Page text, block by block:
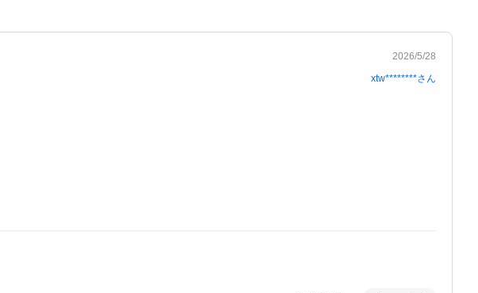
2026/5/28
xtw********さん